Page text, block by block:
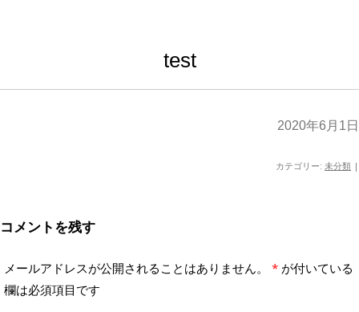
test
2020年6月1日
カテゴリー: 未分類 |
コメントを残す
メールアドレスが公開されることはありません。 * が付いている
欄は必須項目です